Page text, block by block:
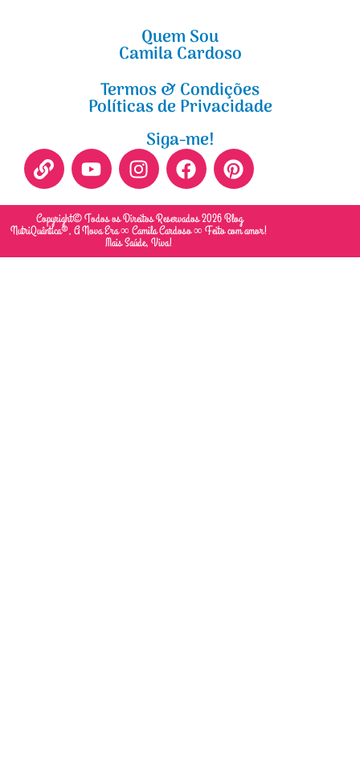
Quem Sou
Camila Cardoso
Termos & Condições
Políticas de Privacidade
Siga-me!
Copyright© Todos os Direitos Reservados 2026 Blog
NutriQuântica®, A Nova Era ∞ Camila Cardoso ∞ Feito com amor!
Mais Saúde, Viva!